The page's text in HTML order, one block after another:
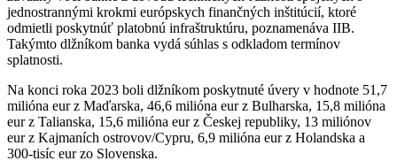
jednostrannými krokmi európskych finančných inštitúcií, ktoré
odmietli poskytnúť platobnú infraštruktúru, poznamenáva IIB.
Takýmto dlžníkom banka vydá súhlas s odkladom termínov
splatnosti.
Na konci roka 2023 boli dlžníkom poskytnuté úvery v hodnote 51,7
milióna eur z Maďarska, 46,6 milióna eur z Bulharska, 15,8 milióna
eur z Talianska, 15,6 milióna eur z Českej republiky, 13 miliónov
eur z Kajmaních ostrovov/Cypru, 6,9 milióna eur z Holandska a
300-tisíc eur zo Slovenska.